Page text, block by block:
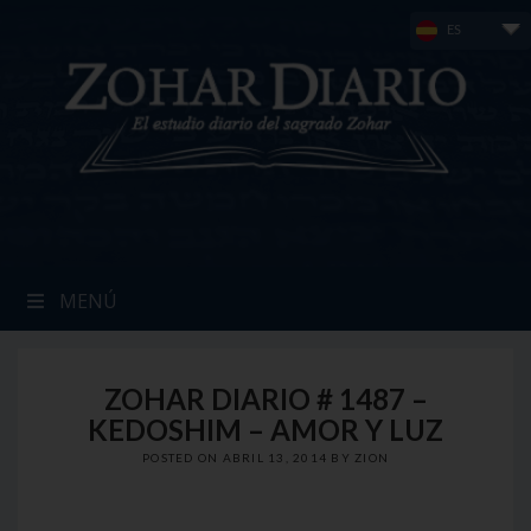
ES
MENÚ
ZOHAR DIARIO # 1487 –
KEDOSHIM – AMOR Y LUZ
POSTED ON ABRIL 13, 2014 BY ZION